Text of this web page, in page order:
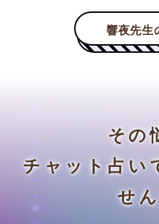
その
チャット占い
せ